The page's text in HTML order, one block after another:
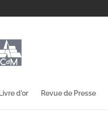
d'or Revue de Presse